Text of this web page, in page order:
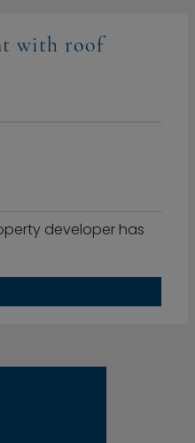
with roof
developer has